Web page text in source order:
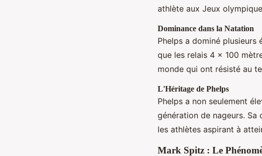
athlète aux Jeux
Dominance dans la Natation
Phelps a dominé plusieurs
que les relais 4 × 100
monde qui ont résisté au
L'Héritage de Phelps
Phelps a non seulement
génération de nageurs.
les athlètes aspirant à
Mark Spitz : Le